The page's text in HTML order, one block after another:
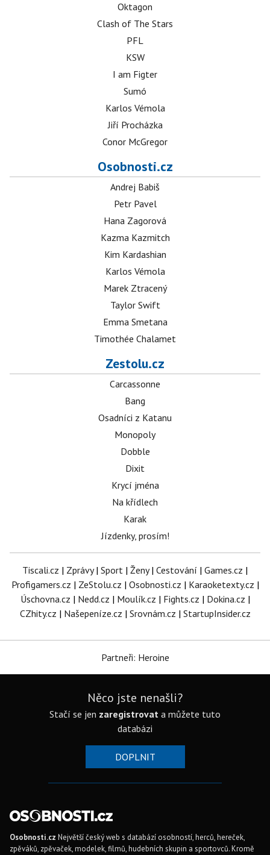
Oktagon
Clash of The Stars
PFL
KSW
I am Figter
Sumó
Karlos Vémola
Jiří Procházka
Conor McGregor
Osobnosti.cz
Andrej Babiš
Petr Pavel
Hana Zagorová
Kazma Kazmitch
Kim Kardashian
Karlos Vémola
Marek Ztracený
Taylor Swift
Emma Smetana
Timothée Chalamet
Zestolu.cz
Carcassonne
Bang
Osadníci z Katanu
Monopoly
Dobble
Dixit
Krycí jména
Na křídlech
Karak
Jízdenky, prosím!
Tiscali.cz | Zprávy| Sport | Ženy| Cestování | Games.cz |
Profigamers.cz | ZeStolu.cz | Osobnosti.cz | Karaoketexty.cz |
Úschovna.cz | Nedd.cz | Moulík.cz | Fights.cz | Dokina.cz |
CZhity.cz | Našepeníze.cz | Srovnám.cz | StartupInsider.cz
Partneři: Heroine
Něco jste nenašli?
Stačí se jen zaregistrovat a můžete tuto
databázi
DOPLNIT
Osobnosti.cz Největší český web s databází osobností, herců, hereček,
zpěváků, zpěvaček, modelek, filmů, hudebních skupin a sportovců. Kromě